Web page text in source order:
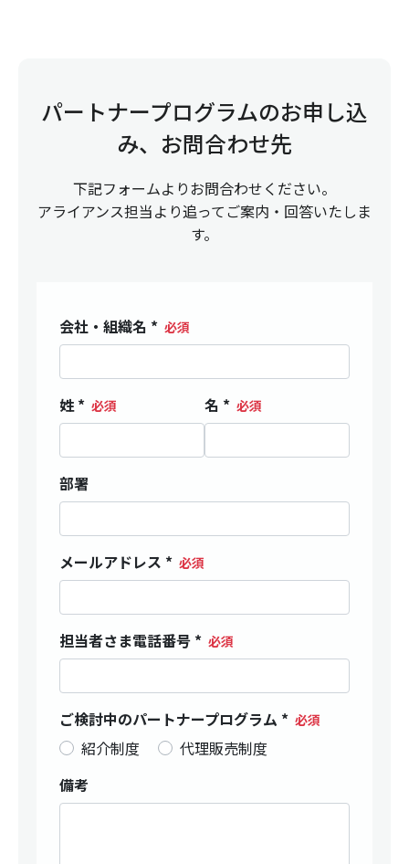
パートナープログラムのお申し込
み、お問合わせ先
下記フォームよりお問合わせください。
アライアンス担当より追ってご案内・回答いたしま
す。